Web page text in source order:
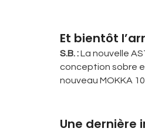
Et bientôt
S.B. :La nouvelle
conception sobre
nouveau MOKKA
Une dernière